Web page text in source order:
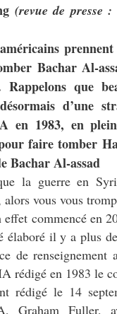
(revue de presse
Bachar Al-
Rappelons que
d’une
en 1983, en
faire tomber
Bachar Al-assad
la guerre en
alors vous vous
commencé en
élaboré il y a plus
de renseignement
rédigé en 1983 le
rédigé le 14
Graham Fuller,